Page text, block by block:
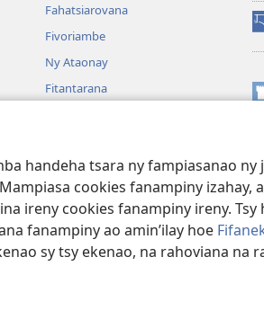
handeha tsara ny fampiasanao ny
cookies fanampiny izahay,
ireny cookies fanampiny ireny.
fanampiny ao amin’ilay hoe
sy tsy ekenao, na rahoviana na
Fahatsiarovana
Fivoriambe
Ny Ataonay
Fitantarana
FIFANEKENA|FIFANEKENA